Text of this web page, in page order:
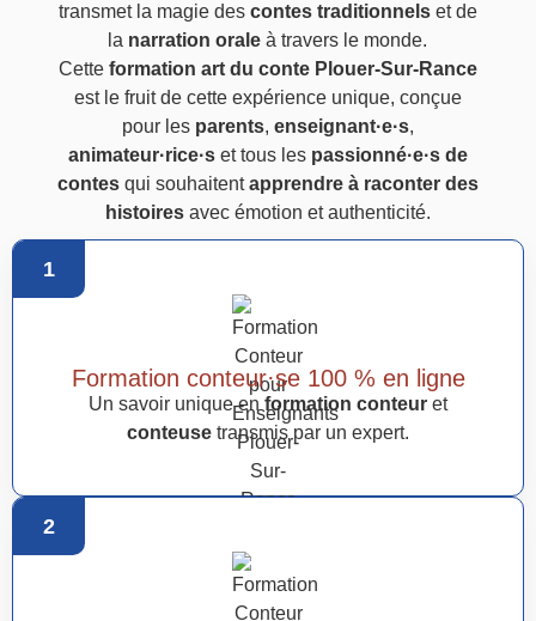
transmet la magie des contes traditionnelset de
la narration orale à travers le monde.
Cette formation art du conte Plouer-Sur-Rance
est le fruit de cette expérience unique, conçue
pour les parents, enseignant·e·s,
animateur·rice·set tous les passionné·e·s de
contesqui souhaitentapprendre à raconter des
histoiresavec émotion et authenticité.
1
Formation conteur·se 100 % en ligne
Un savoir unique en formation conteur et
conteuse transmis par un expert.
2